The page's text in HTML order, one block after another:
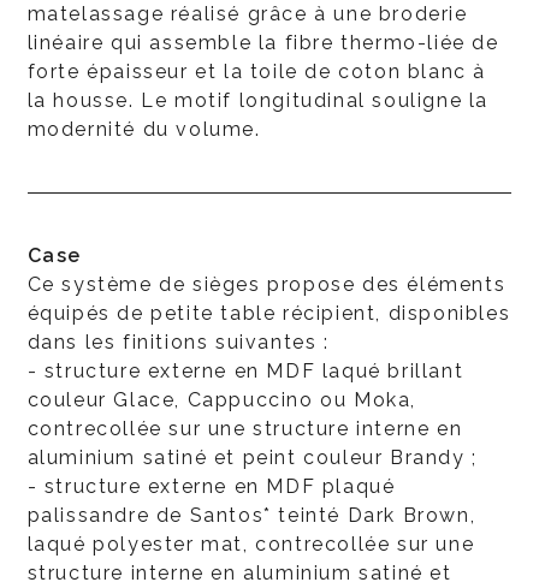
matelassage réalisé grâce à une broderie
linéaire qui assemble la fibre thermo-liée de
forte épaisseur et la toile de coton blanc à
la housse. Le motif longitudinal souligne la
modernité du volume.
Case
Ce système de sièges propose des éléments
équipés de petite table récipient, disponibles
dans les finitions suivantes :
- structure externe en MDF laqué brillant
couleur Glace, Cappuccino ou Moka,
contrecollée sur une structure interne en
aluminium satiné et peint couleur Brandy ;
- structure externe en MDF plaqué
palissandre de Santos* teinté Dark Brown,
laqué polyester mat, contrecollée sur une
structure interne en aluminium satiné et